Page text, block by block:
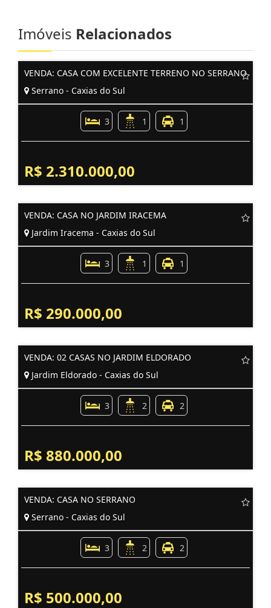
Imóveis Relacionados
VENDA: CASA COM EXCELENTE TERRENO NO SERRANO
Serrano - Caxias do Sul
3 1 1
R$ 2.310.000,00
VENDA: CASA NO JARDIM IRACEMA
Jardim Iracema - Caxias do Sul
3 1 1
R$ 290.000,00
VENDA: 02 CASAS NO JARDIM ELDORADO
Jardim Eldorado - Caxias do Sul
3 2 2
R$ 880.000,00
VENDA: CASA NO SERRANO
Serrano - Caxias do Sul
3 2 2
R$ 500.000,00